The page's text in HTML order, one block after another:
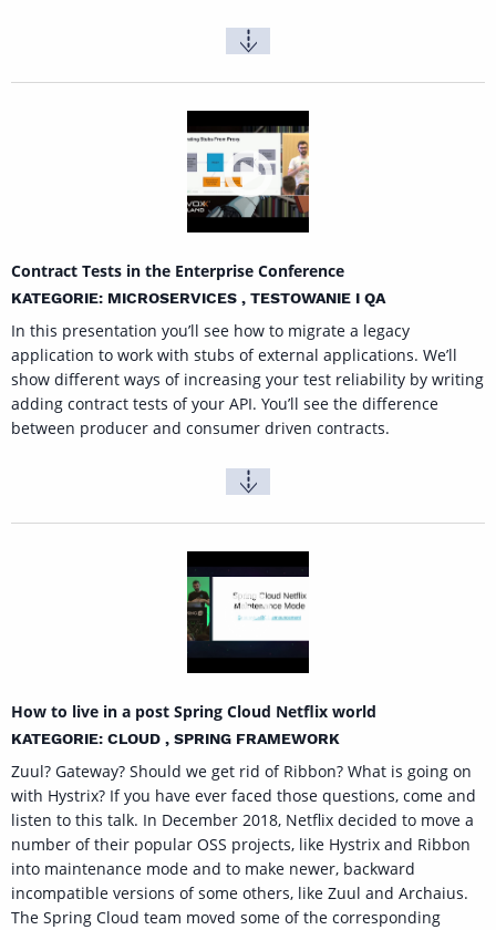
Contract Tests in the Enterprise Conference
KATEGORIE: MICROSERVICES , TESTOWANIE I QA
In this presentation you’ll see how to migrate a legacy
application to work with stubs of external applications. We’ll
show different ways of increasing your test reliability by writing
adding contract tests of your API. You’ll see the difference
between producer and consumer driven contracts.
How to live in a post Spring Cloud Netflix world
KATEGORIE: CLOUD , SPRING FRAMEWORK
Zuul? Gateway? Should we get rid of Ribbon? What is going on
with Hystrix? If you have ever faced those questions, come and
listen to this talk. In December 2018, Netflix decided to move a
number of their popular OSS projects, like Hystrix and Ribbon
into maintenance mode and to make newer, backward
incompatible versions of some others, like Zuul and Archaius.
The Spring Cloud team moved some of the corresponding